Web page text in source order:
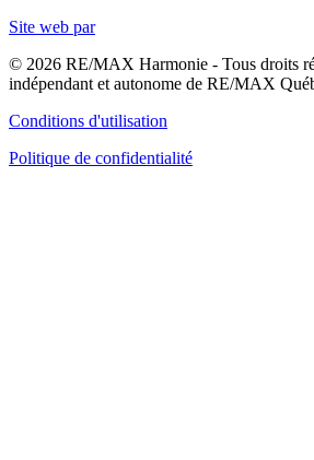
Site web par
© 2026 RE/MAX Harmonie - Tous droits
indépendant et autonome de RE/MAX
Conditions d'utilisation
Politique de confidentialité